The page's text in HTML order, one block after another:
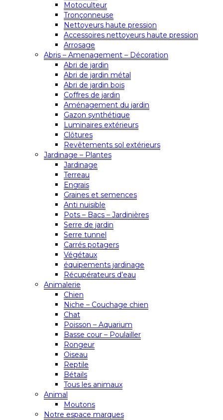
Motoculteur
Tronçonneuse
Nettoyeurs haute pression
Accessoires nettoyeurs haute pression
Arrosage
Abris – Amenagement – Décoration
Abri de jardin
Abri de jardin métal
Abri de jardin bois
Coffres de jardin
Aménagement du jardin
Gazon synthétique
Luminaires extérieurs
Clôtures
Revêtements sol extérieurs
Jardinage – Plantes
Jardinage
Terreau
Engrais
Graines et semences
Anti nuisible
Pots – Bacs – Jardinières
Serre de jardin
Serre tunnel
Carrés potagers
Végétaux
équipements jardinage
Récupérateurs d’eau
Animalerie
Chien
Niche – Couchage chien
Chat
Poisson – Aquarium
Basse cour – Poulailler
Rongeur
Oiseau
Reptile
Bétails
Tous les animaux
Animal
Moutons
Notre espace marques